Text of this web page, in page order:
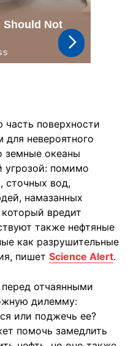
поверхности
невероятного
земные океаны
угрозой: помимо
сточных вод,
намазанных
вредит
также нефтяные
как разрушительные
пишет Science Alert.
отчаянными
дилемму:
или поджечь ее?
помочь замедлить